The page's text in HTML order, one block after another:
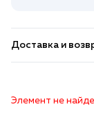
Доставка и
Элемент не